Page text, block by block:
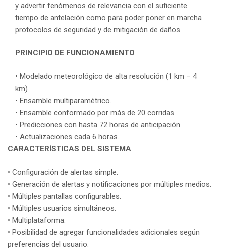
y advertir fenómenos de relevancia con el suficiente
tiempo de antelación como para poder poner en marcha
protocolos de seguridad y de mitigación de daños.
PRINCIPIO DE FUNCIONAMIENTO
• Modelado meteorológico de alta resolución (1 km – 4
km)
• Ensamble multiparamétrico.
• Ensamble conformado por más de 20 corridas.
• Predicciones con hasta 72 horas de anticipación.
• Actualizaciones cada 6 horas.
CARACTERÍSTICAS DEL SISTEMA
• Configuración de alertas simple.
• Generación de alertas y notificaciones por múltiples medios.
• Múltiples pantallas configurables.
• Múltiples usuarios simultáneos.
• Multiplataforma.
• Posibilidad de agregar funcionalidades adicionales según
preferencias del usuario.